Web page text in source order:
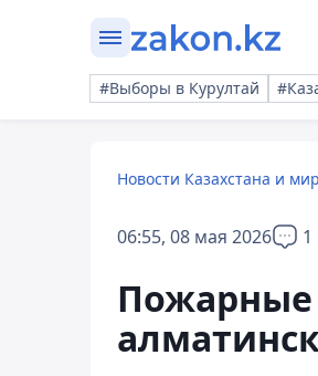
#Выборы в Курултай
Новости Казахстана и
06:55, 08 мая 2026 1
Пожарные